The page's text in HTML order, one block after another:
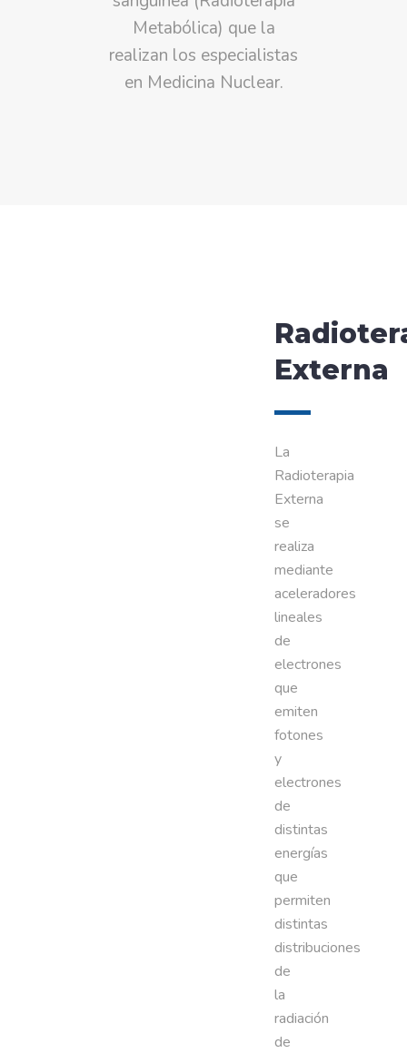
Metabólica) que la
realizan los especialistas
en Medicina Nuclear.
Externa
La
Radioterapia
Externa
se
realiza
mediante
aceleradores
lineales
de
electrones
que
emiten
fotones
y
electrones
de
distintas
energías
que
permiten
distintas
distribuciones
de
la
radiación
de